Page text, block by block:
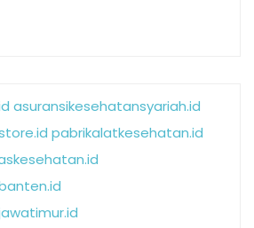
asuransikesehatansyariah.id
pabrikalatkesehatan.id